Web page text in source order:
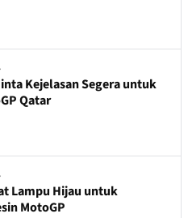
Kejelasan Segera untuk
Qatar
Lampu Hijau untuk
MotoGP